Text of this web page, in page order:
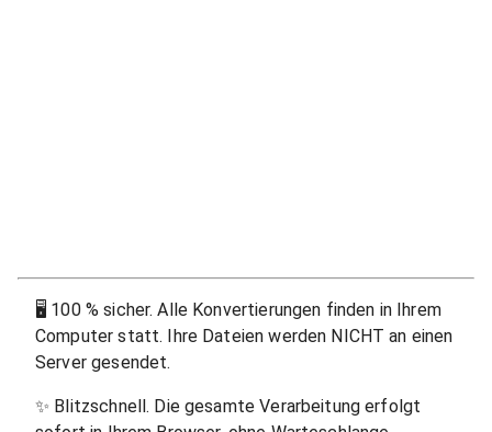
🖥 100 % sicher. Alle Konvertierungen finden in Ihrem
Computer statt. Ihre Dateien werden NICHT an einen
Server gesendet.
✨ Blitzschnell. Die gesamte Verarbeitung erfolgt